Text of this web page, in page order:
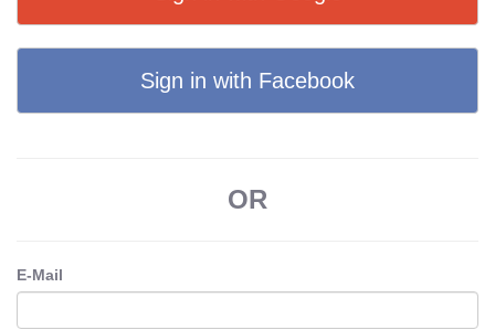
Sign in with Facebook
OR
E-Mail